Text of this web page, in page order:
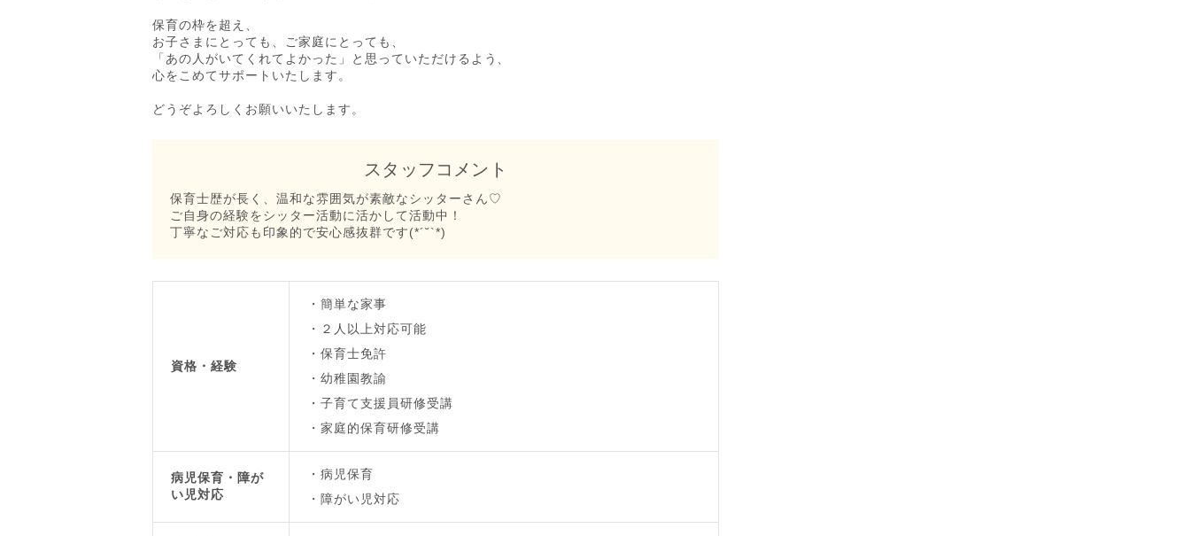
保育の枠を超え、
お子さまにとっても、ご家庭にとっても、
「あの人がいてくれてよかった」と思っていただけるよう、
心をこめてサポートいたします。
どうぞよろしくお願いいたします。
スタッフコメント
保育士歴が長く、温和な雰囲気が素敵なシッターさん♡
ご自身の経験をシッター活動に活かして活動中！
丁寧なご対応も印象的で安心感抜群です(*´˘`*)
資格・経験
簡単な家事
２人以上対応可能
保育士免許
幼稚園教諭
子育て支援員研修受講
家庭的保育研修受講
病児保育・障が
い児対応
病児保育
障がい児対応